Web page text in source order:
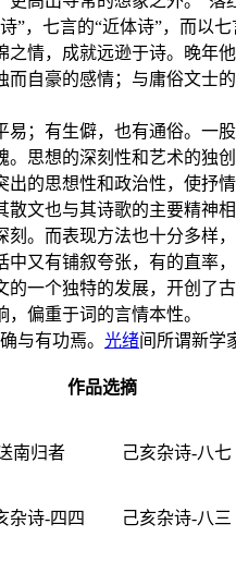
”，七言的“近体诗”，而以
情，成就远逊于诗。晚年
而自豪的感情；与庸俗文士
易；有生僻，也有通俗。一
。思想的深刻性和艺术的独
的思想性和政治性，使抒
文也与其诗歌的主要精神
。而表现方法也十分多样
又有铺叙夸张，有的直率
一个独特的发展，开创了
偏重于词的言情本性。
与有功焉。 光绪间所谓新学
作品选摘
南归者 己亥杂诗-八七
杂诗-四四 己亥杂诗-八三